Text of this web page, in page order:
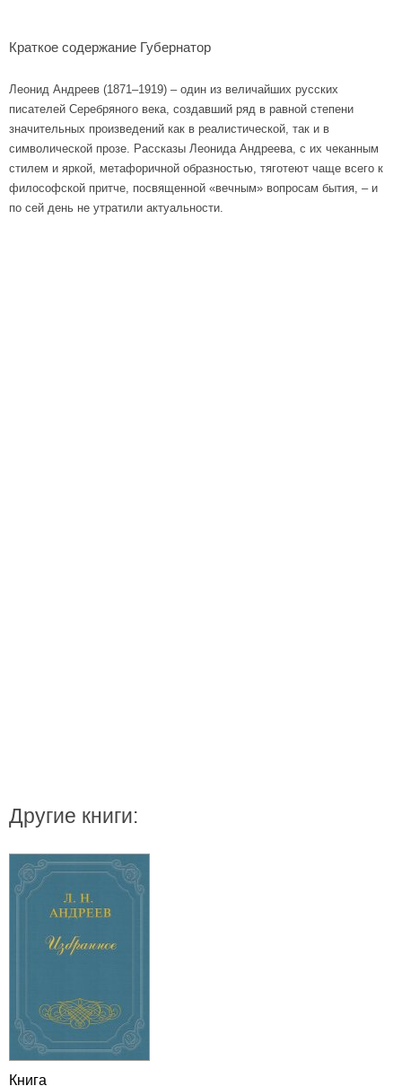
Краткое содержание Губернатор
Леонид Андреев (1871–1919) – один из величайших русских
писателей Серебряного века, создавший ряд в равной степени
значительных произведений как в реалистической, так и в
символической прозе. Рассказы Леонида Андреева, с их чеканным
стилем и яркой, метафоричной образностью, тяготеют чаще всего к
философской притче, посвященной «вечным» вопросам бытия, – и
по сей день не утратили актуальности.
Другие книги:
Книга